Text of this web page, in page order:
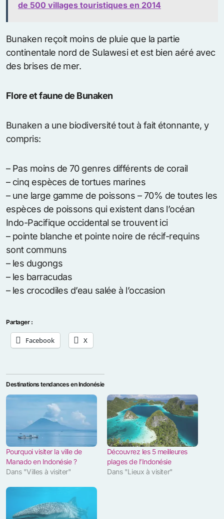
de 500 villages touristiques en 2014
Bunaken reçoit moins de pluie que la partie
continentale nord de Sulawesi et est bien aéré avec
des brises de mer.
Flore et faune de Bunaken
Bunaken a une biodiversité tout à fait étonnante, y
compris:
– Pas moins de 70 genres différents de corail
– cinq espèces de tortues marines
– une large gamme de poissons – 70% de toutes les
espèces de poissons qui existent dans l’océan
Indo-Pacifique occidental se trouvent ici
– pointe blanche et pointe noire de récif-requins
sont communs
– les dugongs
– les barracudas
– les crocodiles d’eau salée à l’occasion
Partager :
Facebook X
Destinations tendances en Indonésie
Pourquoi visiter la ville de
Manado en Indonésie ?
Dans "Villes à visiter"
Découvrez les 5 meilleures
plages de l’Indonésie
Dans "Lieux à visiter"